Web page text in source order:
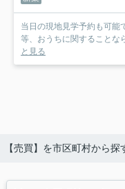
当日の現地見学予約も可能
等、おうちに関することな
と見る
【売買】を市区町村から探